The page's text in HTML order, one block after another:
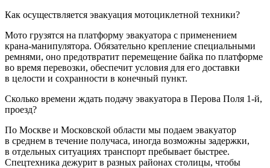
Как осуществляется эвакуация мотоциклетной техники?
Мото грузятся на платформу эвакуатора с применением
крана-манипулятора. Обязательно крепление специальными
ремнями, оно предотвратит перемещение байка по платформе
во время перевозки, обеспечит условия для его доставки
в целости и сохранности в конечный пункт.
Сколько времени ждать подачу эвакуатора в Перова Поля 1-й,
проезд?
По Москве и Московской области мы подаем эвакуатор
в среднем в течение получаса, иногда возможны задержки,
в отдельных ситуациях транспорт пребывает быстрее.
Спецтехника дежурит в разных районах столицы, чтобы